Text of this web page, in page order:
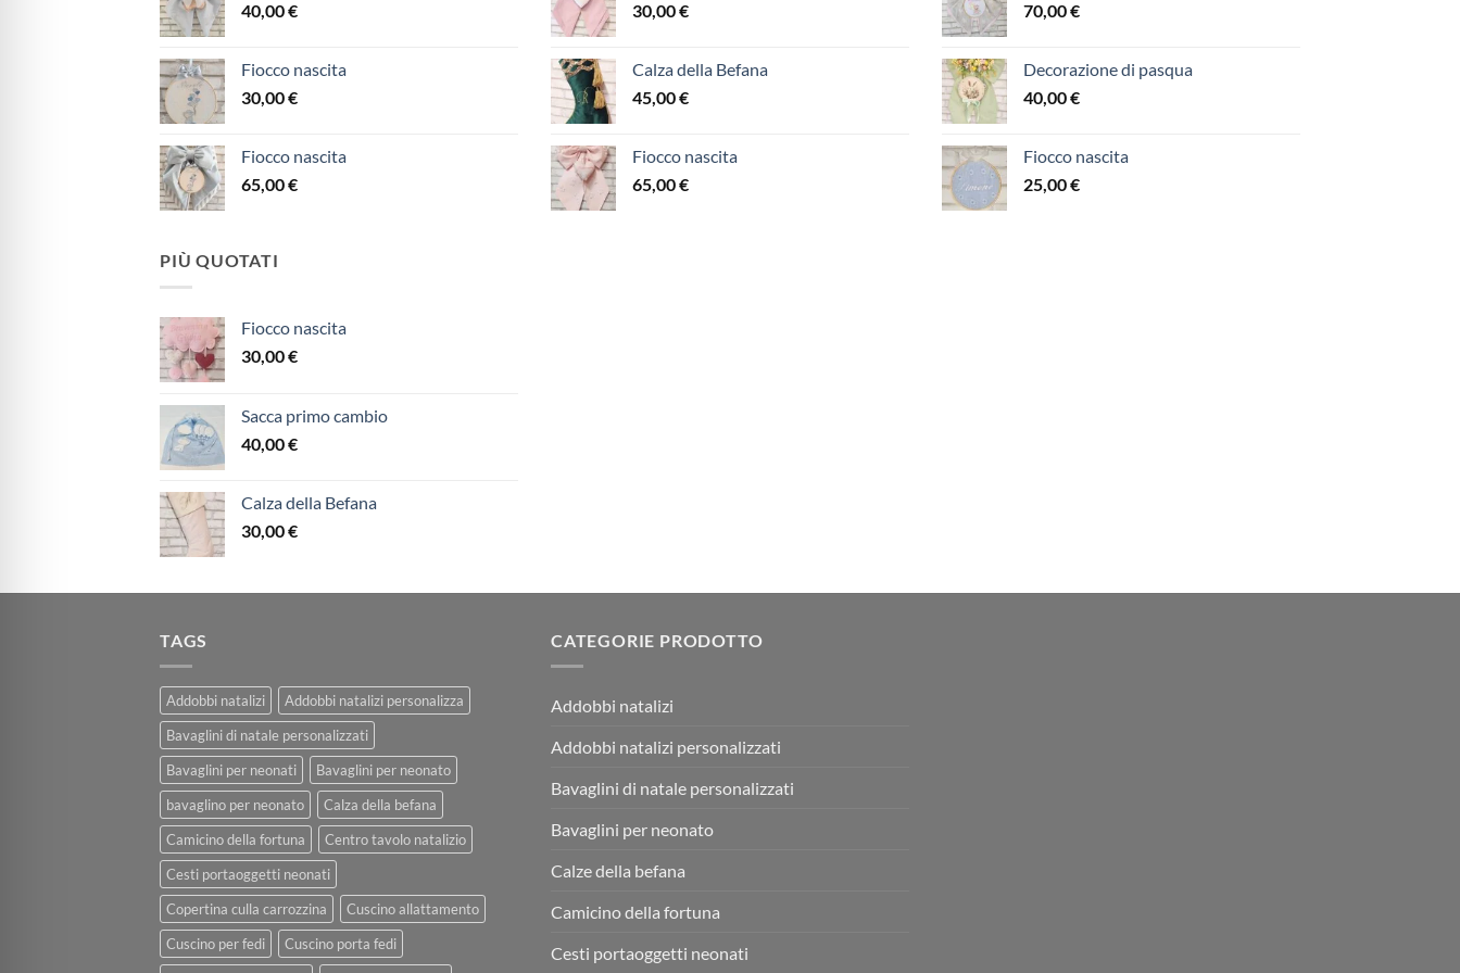
40,00€
Fiocco nascita
30,00€
Fiocco nascita
65,00€
30,00€
Calza della Befana
45,00€
Fiocco nascita
65,00€
70,00€
Decorazione di pasqua
40,00€
Fiocco nascita
25,00€
PIÙ QUOTATI
Fiocco nascita
30,00€
Sacca primo cambio
40,00€
Calza della Befana
30,00€
TAGS
Addobbi natalizi
Addobbi natalizi personalizza
Bavaglini di natale personalizzati
Bavaglini per neonati
Bavaglini per neonato
bavaglino per neonato
Calza della befana
Camicino della fortuna
Centro tavolo natalizio
Cesti portaoggetti neonati
Copertina culla carrozzina
Cuscino allattamento
Cuscino per fedi
Cuscino porta fedi
CATEGORIE PRODOTTO
Addobbi natalizi
Addobbi natalizi personalizzati
Bavaglini di natale personalizzati
Bavaglini per neonato
Calze della befana
Camicino della fortuna
Cesti portaoggetti neonati